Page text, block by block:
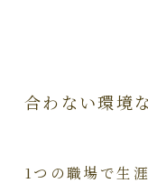
合わない環境
1つの職場で生